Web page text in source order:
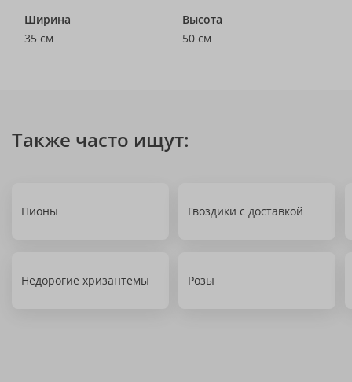
Ширина
35 см
Высота
50 см
Также часто ищут:
Пионы Гвоздики с доставкой
Недорогие хризантемы Розы